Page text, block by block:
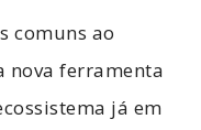
comuns ao
nova ferramenta
já em